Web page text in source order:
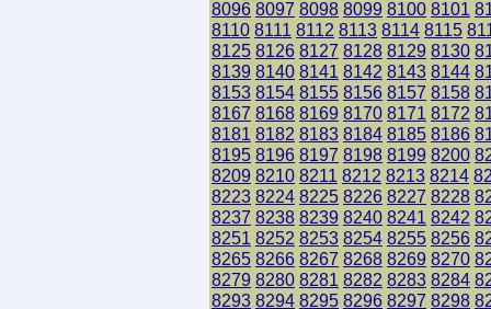
8096 8097 8098 8099 8100 8101
8110 8111 8112 8113 8114 8115
8125 8126 8127 8128 8129 8130
8139 8140 8141 8142 8143 8144
8153 8154 8155 8156 8157 8158
8167 8168 8169 8170 8171 8172
8181 8182 8183 8184 8185 8186
8195 8196 8197 8198 8199 8200
8209 8210 8211 8212 8213 8214
8223 8224 8225 8226 8227 8228
8237 8238 8239 8240 8241 8242
8251 8252 8253 8254 8255 8256
8265 8266 8267 8268 8269 8270
8279 8280 8281 8282 8283 8284
8293 8294 8295 8296 8297 8298